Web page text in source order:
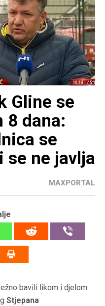
Gline se
8 dana:
se
se ne javlja
MAXPORTAL
bavili likom i djelom
Stjepana